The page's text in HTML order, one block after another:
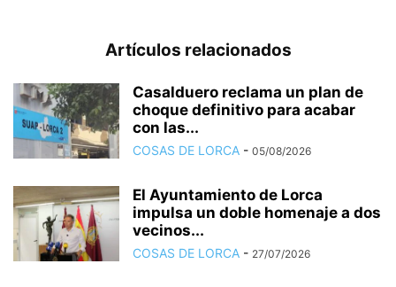
Artículos relacionados
Casalduero reclama un plan de
choque definitivo para acabar
con las...
COSAS DE LORCA - 05/08/2026
El Ayuntamiento de Lorca
impulsa un doble homenaje a dos
vecinos...
COSAS DE LORCA - 27/07/2026